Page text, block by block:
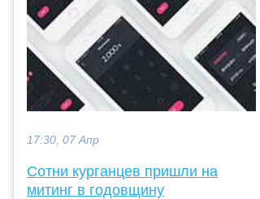
17:30, 07 Апр
Сотни курганцев пришли на
митинг в годовщину